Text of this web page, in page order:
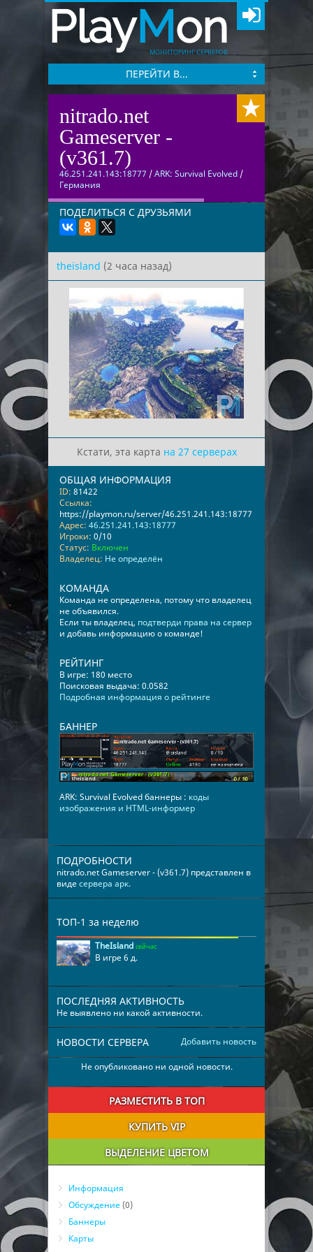
PlayMon
МОНИТОРИНГ СЕРВЕРОВ
ПЕРЕЙТИ В...
nitrado.net
Gameserver -
(v361.7)
46.251.241.143:18777 /ARK: Survival Evolved /
Германия
ПОДЕЛИТЬСЯ С ДРУЗЬЯМИ
theisland (2 часа назад)
Кстати, эта карта на 27 серверах
ОБЩАЯ ИНФОРМАЦИЯ
ID: 81422
Ссылка:
https://playmon.ru/server/46.251.241.143:18777
Адрес: 46.251.241.143:18777
Игроки: 0/10
Статус: Включен
Владелец: Не определён
КОМАНДА
Команда не определена, потому что владелец
не объявился.
Если ты владелец, подтверди права на сервер
и добавь информацию о команде!
РЕЙТИНГ
В игре: 180 место
Поисковая выдача: 0.0582
Подробная информация о рейтинге
БАННЕР
ARK: Survival Evolved баннеры : коды
изображения и HTML-информер
ПОДРОБНОСТИ
nitrado.net Gameserver - (v361.7) представлен в
видесервера арк.
ТОП-1 за неделю
TheIsland сейчас
В игре 6 д.
ПОСЛЕДНЯЯ АКТИВНОСТЬ
Не выявлено ни какой активности.
Добавить новость
НОВОСТИ СЕРВЕРА
Не опубликовано ни одной новости.
РАЗМЕСТИТЬ В ТОП
КУПИТЬ VIP
ВЫДЕЛЕНИЕ ЦВЕТОМ
Информация
Обсуждение (0)
Баннеры
Карты